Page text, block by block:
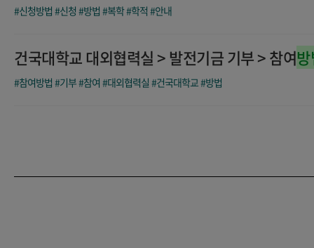
#신청방법 #신청 #방법 #복학#학적 #안내
건국대학교 대외협력실 > 발전기금 기부 > 참여
#참여방법 #기부#참여 #대외협력실 #건국대학교#방법